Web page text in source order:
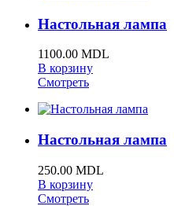
Настольная лампа
1100.00 MDL
В корзину
Смотреть
Настольная лампа
250.00 MDL
В корзину
Смотреть